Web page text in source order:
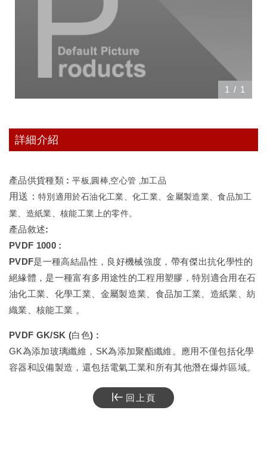
1 / 1
詳細介紹
產品供貨種類 :平板‚圓棒‚空心管 ‚加工品
用送：特別適用於石油化工業、化工業、金屬製造業、食品加工
業、造紙業、核能工業上的零件。
產品敘述:
PVDF 1000 :
PVDF是一種高結晶性，良好機械強度，帶有傑出抗化學性的
絕緣體，是一種富有多用途性的工程用塑膠，特別適合用在石
油化工業、化學工業、金屬製造業、食品加工業、造紙業、紡
織業、核能工業 。
PVDF GK/SK (白色) :
GK為添加玻璃纖維，SK為添加聚酯纖維。應用不僅包括化學
容器和設備製造，還包括電氣工業和所有其他潛在爆炸區域。
回上頁